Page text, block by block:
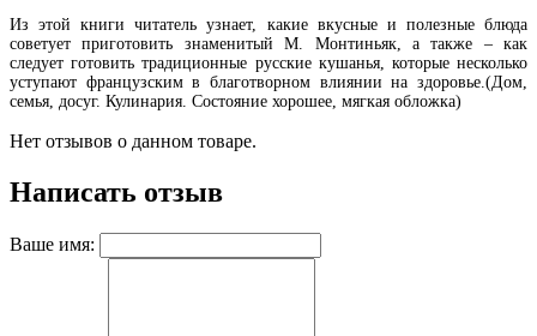
Из этой книги читатель узнает, какие вкусные и полезные блюда
советует приготовить знаменитый М. Монтиньяк, а также – как
следует готовить традиционные русские кушанья, которые несколько
уступают французским в благотворном влиянии на здоровье.(Дом,
семья, досуг. Кулинария. Состояние хорошее, мягкая обложка)
Нет отзывов о данном товаре.
Написать отзыв
Ваше имя: